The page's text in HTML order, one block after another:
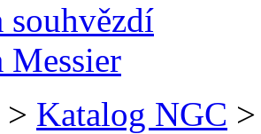
souhvězdí
Messier
> Katalog NGC >